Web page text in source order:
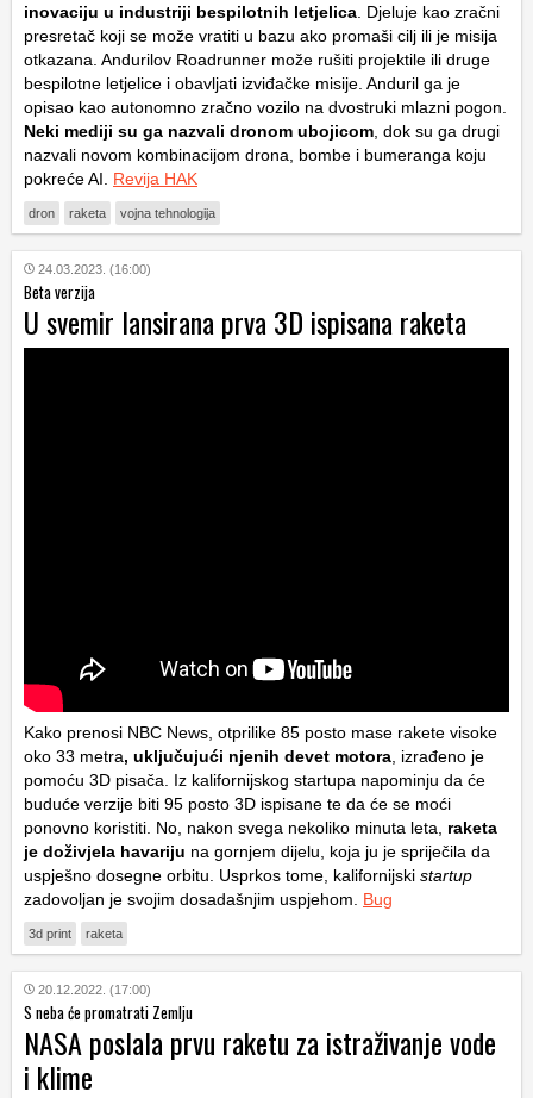
inovaciju u industriji bespilotnih letjelica. Djeluje kao zračni
presretač koji se može vratiti u bazu ako promaši cilj ili je misija
otkazana. Andurilov Roadrunner može rušiti projektile ili druge
bespilotne letjelice i obavljati izviđačke misije. Anduril ga je
opisao kao autonomno zračno vozilo na dvostruki mlazni pogon.
Neki mediji su ga nazvali dronom ubojicom, dok su ga drugi
nazvali novom kombinacijom drona, bombe i bumeranga koju
pokreće AI. Revija HAK
dron raketa vojna tehnologija
24.03.2023. (16:00)
Beta verzija
U svemir lansirana prva 3D ispisana raketa
Kako prenosi NBC News, otprilike 85 posto mase rakete visoke
oko 33 metra, uključujući njenih devet motora, izrađeno je
pomoću 3D pisača. Iz kalifornijskog startupa napominju da će
buduće verzije biti 95 posto 3D ispisane te da će se moći
ponovno koristiti. No, nakon svega nekoliko minuta leta, raketa
je doživjela havariju na gornjem dijelu, koja ju je spriječila da
uspješno dosegne orbitu. Usprkos tome, kalifornijski startup
zadovoljan je svojim dosadašnjim uspjehom. Bug
3d print raketa
20.12.2022. (17:00)
S neba će promatrati Zemlju
NASA poslala prvu raketu za istraživanje vode
i klime